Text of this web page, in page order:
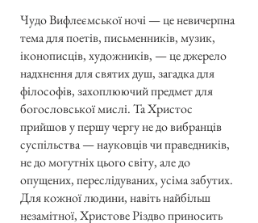
Чудо Вифлеємської ночі — це невичерпна
тема для поетів, письменників, музик,
іконописців, художників, — це джерело
надхнення для святих душ, загадка для
філософів, захоплюючий предмет для
богословської мислі. Та Христос
прийшов у першу чергу не до вибранців
суспільства — науковців чи праведників,
не до могутніх цього світу, але до
опущених, переслідуваних, усіма забутих.
Для кожної людини, навіть найбільш
незамітної, Христове Різдво приносить